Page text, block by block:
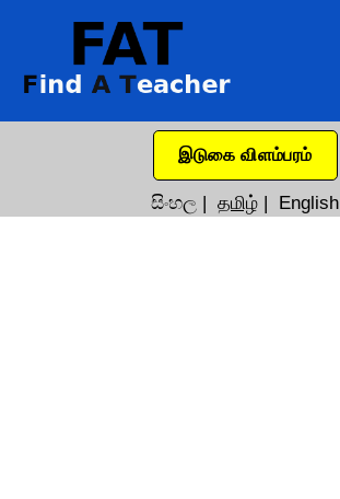
இடுகை விளம்பரம்
සිංහල | தமிழ் | English